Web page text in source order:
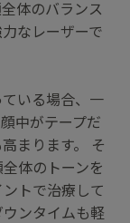
体のバランス
なレーザーで
いる場合、一
中がテープだ
まります。 そ
体のトーンを
トで治療して
ンタイムも軽